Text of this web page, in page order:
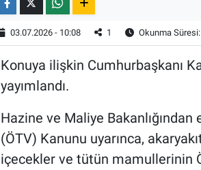
03.07.2026 - 10:08 1 Okunma
Konuya ilişkin Cumhurbaşkanı
yayımlandı.
Hazine ve Maliye
(ÖTV) Kanunu uyarınca,
içecekler ve tütün mamullerinin